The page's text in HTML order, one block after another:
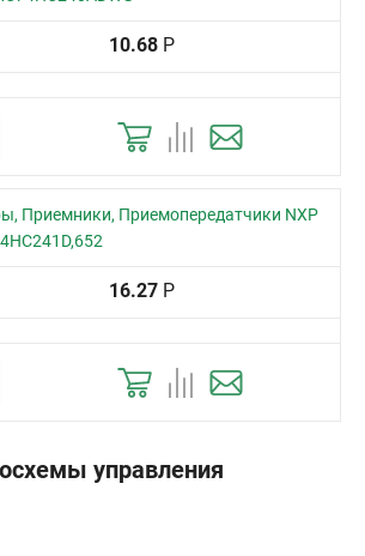
10.68 Р
Приемники, Приемопередатчики NXP
16.27 Р
управления